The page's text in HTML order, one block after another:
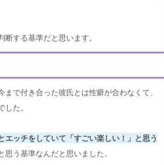
する基準だと思います。
で付き合った彼氏とは性癖が合わなくて、
た。
ッチをしていて「すごい楽しい！」と思う
う基準なんだと思いました。